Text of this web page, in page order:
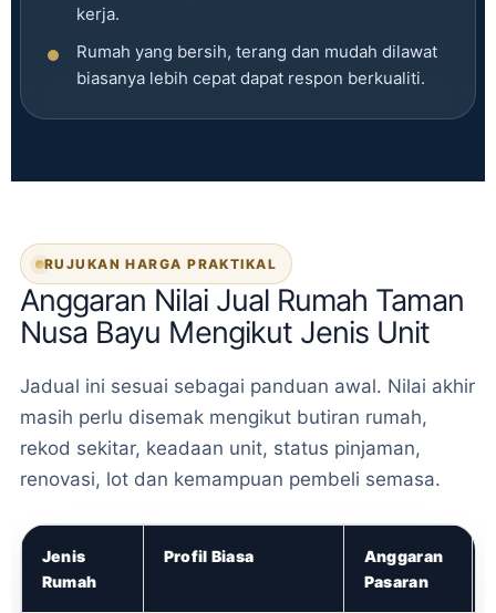
kerja.
Rumah yang bersih, terang dan mudah dilawat
biasanya lebih cepat dapat respon berkualiti.
RUJUKAN HARGA PRAKTIKAL
Anggaran Nilai Jual Rumah Taman
Nusa Bayu Mengikut Jenis Unit
Jadual ini sesuai sebagai panduan awal. Nilai akhir
masih perlu disemak mengikut butiran rumah,
rekod sekitar, keadaan unit, status pinjaman,
renovasi, lot dan kemampuan pembeli semasa.
Jenis
Rumah
Profil Biasa
Anggaran
Pasaran